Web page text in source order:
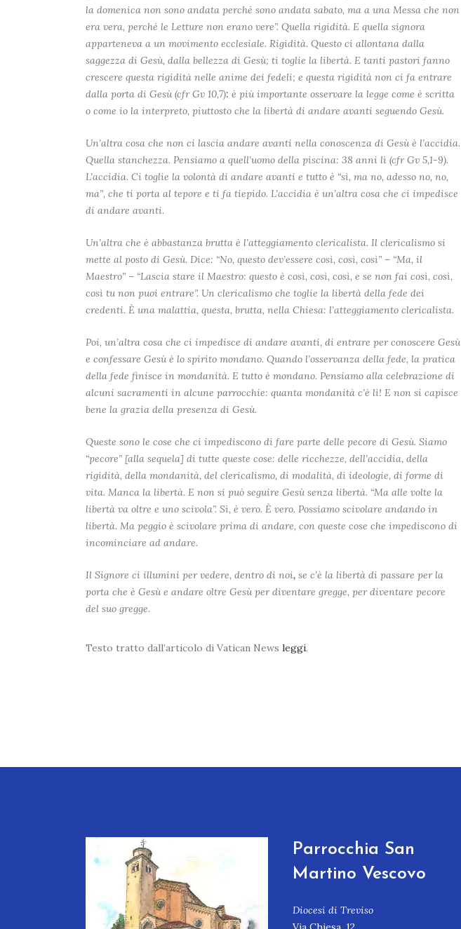
la domenica non sono andata perché sono andata sabato, ma a una Messa che non
era vera, perché le Letture non erano vere”. Quella rigidità. E quella signora
apparteneva a un movimento ecclesiale. Rigidità. Questo ci allontana dalla
saggezza di Gesù, dalla bellezza di Gesù; ti toglie la libertà. E tanti pastori fanno
crescere questa rigidità nelle anime dei fedeli; e questa rigidità non ci fa entrare
dalla porta di Gesù (cfr Gv 10,7): è più importante osservare la legge come è scritta
o come io la interpreto, piuttosto che la libertà di andare avanti seguendo Gesù.
Un’altra cosa che non ci lascia andare avanti nella conoscenza di Gesù è l’accidia.
Quella stanchezza. Pensiamo a quell’uomo della piscina: 38 anni lì (cfr Gv 5,1-9).
L’accidia. Ci toglie la volontà di andare avanti e tutto è “sì, ma no, adesso no, no,
ma”, che ti porta al tepore e ti fa tiepido. L’accidia è un’altra cosa che ci impedisce
di andare avanti.
Un’altra che è abbastanza brutta è l’atteggiamento clericalista. Il clericalismo si
mette al posto di Gesù. Dice: “No, questo dev’essere così, così, così” – “Ma, il
Maestro” – “Lascia stare il Maestro: questo è così, così, così, e se non fai così, così,
così tu non puoi entrare”. Un clericalismo che toglie la libertà della fede dei
credenti. È una malattia, questa, brutta, nella Chiesa: l’atteggiamento clericalista.
Poi, un’altra cosa che ci impedisce di andare avanti, di entrare per conoscere Gesù
e confessare Gesù è lo spirito mondano. Quando l’osservanza della fede, la pratica
della fede finisce in mondanità. E tutto è mondano. Pensiamo alla celebrazione di
alcuni sacramenti in alcune parrocchie: quanta mondanità c’è lì! E non si capisce
bene la grazia della presenza di Gesù.
Queste sono le cose che ci impediscono di fare parte delle pecore di Gesù. Siamo
“pecore” [alla sequela] di tutte queste cose: delle ricchezze, dell’accidia, della
rigidità, della mondanità, del clericalismo, di modalità, di ideologie, di forme di
vita. Manca la libertà. E non si può seguire Gesù senza libertà. “Ma alle volte la
libertà va oltre e uno scivola”. Sì, è vero. È vero. Possiamo scivolare andando in
libertà. Ma peggio è scivolare prima di andare, con queste cose che impediscono di
incominciare ad andare.
Il Signore ci illumini per vedere, dentro di noi, se c’è la libertà di passare per la
porta che è Gesù e andare oltre Gesù per diventare gregge, per diventare pecore
del suo gregge.
Testo tratto dall’articolo di Vatican News leggi.
Parrocchia San
Martino Vescovo
Diocesi di Treviso